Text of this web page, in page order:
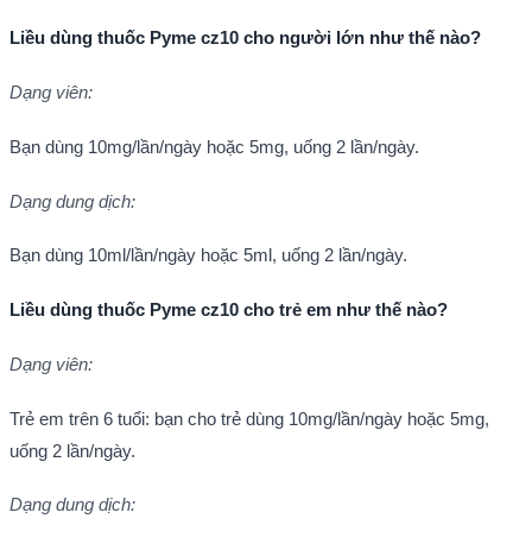
Liều dùng thuốc Pyme cz10 cho người lớn như thế nào?
Dạng viên:
Bạn dùng 10mg/lần/ngày hoặc 5mg, uống 2 lần/ngày.
Dạng dung dịch:
Bạn dùng 10ml/lần/ngày hoặc 5ml, uống 2 lần/ngày.
Liều dùng thuốc Pyme cz10 cho trẻ em như thế nào?
Dạng viên:
Trẻ em trên 6 tuổi: bạn cho trẻ dùng 10mg/lần/ngày hoặc 5mg,
uống 2 lần/ngày.
Dạng dung dịch: